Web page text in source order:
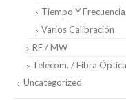
Tiempo Y Frecuencia
Varios Calibración
RF / MW
Telecom. / Fibra Óptica
Uncategorized